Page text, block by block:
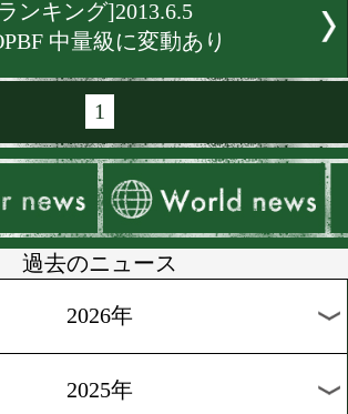
[ランキング]2013.6.28
日本最新ランク発表
[ランキング]2013.6.20
WBO、原が4位に浮上
[ランキング]2013.6.11
IBF、新たに6名がランク
[ランキング]2013.6.6